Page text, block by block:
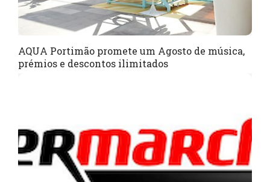
AQUA Portimão promete um Agosto de música,
prémios e descontos ilimitados